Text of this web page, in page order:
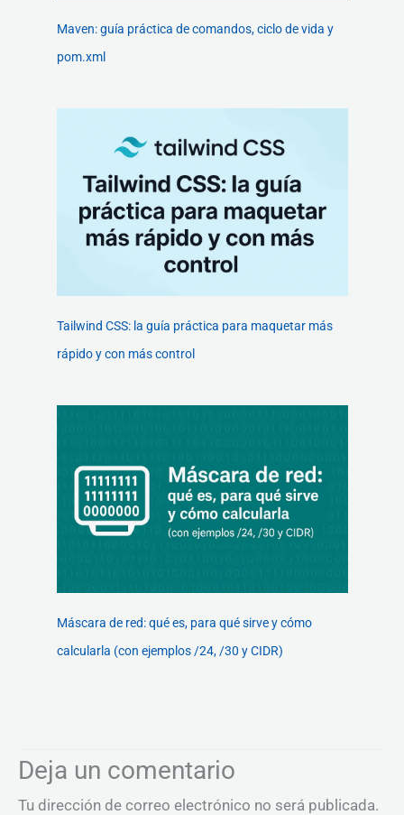
Maven: guía práctica de comandos, ciclo de vida y
pom.xml
Tailwind CSS: la guía práctica para maquetar más
rápido y con más control
Máscara de red: qué es, para qué sirve y cómo
calcularla (con ejemplos /24, /30 y CIDR)
Deja un comentario
Tu dirección de correo electrónico no será publicada.